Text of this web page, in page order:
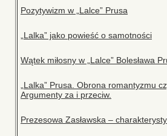
Pozytywizm w „Lalce” Prusa
„Lalka” jako powieść o samotności
Wątek miłosny w „Lalce” Bolesława
„Lalka” Prusa. Obrona romantyzmu
Argumenty za i przeciw.
Prezesowa Zasławska –